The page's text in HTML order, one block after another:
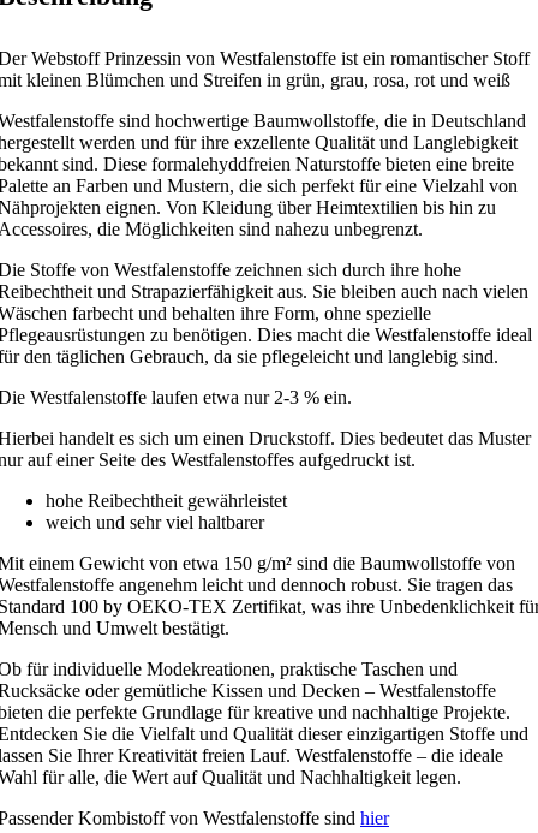
Webstoff Prinzessin von Westfalenstoffe ist ein romantischer Stoff
kleinen Blümchen und Streifen in grün, grau, rosa, rot und weiß
sind hochwertige Baumwollstoffe, die in Deutschland
werden und für ihre exzellente Qualität und Langlebigkeit
sind. Diese formalehyddfreien Naturstoffe bieten eine breite
an Farben und Mustern, die sich perfekt für eine Vielzahl von
eignen. Von Kleidung über Heimtextilien bis hin zu
die Möglichkeiten sind nahezu unbegrenzt.
Stoffe von Westfalenstoffe zeichnen sich durch ihre hohe
und Strapazierfähigkeit aus. Sie bleiben auch nach vielen
farbecht und behalten ihre Form, ohne spezielle
zu benötigen. Dies macht die Westfalenstoffe ideal
den täglichen Gebrauch, da sie pflegeleicht und langlebig sind.
Westfalenstoffe laufen etwa nur 2-3 % ein.
handelt es sich um einen Druckstoff. Dies bedeutet das Muster
auf einer Seite des Westfalenstoffes aufgedruckt ist.
hohe Reibechtheit gewährleistet
weich und sehr viel haltbarer
einem Gewicht von etwa 150 g/m² sind die Baumwollstoffe von
angenehm leicht und dennoch robust. Sie tragen das
100 by OEKO-TEX Zertifikat, was ihre Unbedenklichkeit
und Umwelt bestätigt.
für individuelle Modekreationen, praktische Taschen und
oder gemütliche Kissen und Decken – Westfalenstoffe
die perfekte Grundlage für kreative und nachhaltige Projekte.
Sie die Vielfalt und Qualität dieser einzigartigen Stoffe und
Sie Ihrer Kreativität freien Lauf. Westfalenstoffe – die ideale
für alle, die Wert auf Qualität und Nachhaltigkeit legen.
Kombistoff von Westfalenstoffe sind hier